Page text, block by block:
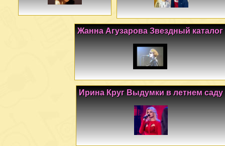
Жанна Агузарова Звездный каталог
Ирина Круг Выдумки в летнем саду